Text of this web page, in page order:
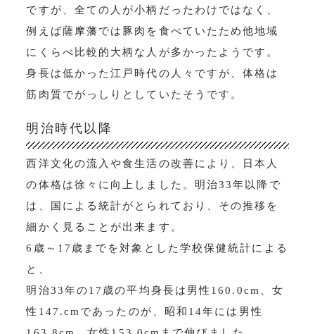
ですが、全ての人が小柄だったわけではなく、
例えば薩摩藩では豚肉を食べていたため他地域
にくらべ比較的大柄な人が多かったようです。
身長は低かった江戸時代の人々ですが、体格は
筋肉質でがっしりとしていたそうです。
明治時代以降
西洋文化の流入や食生活の改善により、日本人
の体格は徐々に向上しました。明治33年以降で
は、国による統計がとられており、その推移を
細かく見ることが出来ます。
6歳～17歳までを対象とした学校保健統計による
と、
明治33年の17歳の平均身長は男性160.0cm、女
性147.cmであったのが、昭和14年には男性